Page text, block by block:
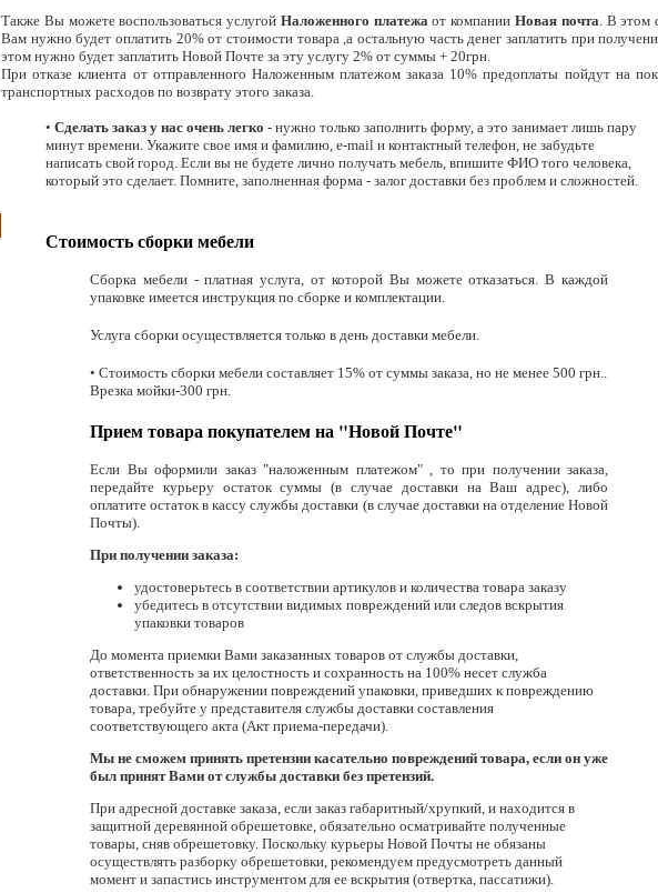
Также Вы можете воспользоваться услугой Наложенного платежа от компании Новая почта . В этом
Вам нужно будет оплатить 20% от стоимости товара ,а остальную часть денег заплатить при
этом нужно будет заплатить Новой Почте за эту услугу 2% от суммы + 20грн.
При отказе клиента от отправленного Наложенным платежом заказа 10% предоплаты пойдут на
транспортных расходов по возврату этого заказа.
• Сделать заказ у нас очень легко - нужно только заполнить форму, а это занимает лишь пару
минут времени. Укажите свое имя и фамилию, e-mail и контактный телефон, не забудьте
написать свой город. Если вы не будете лично получать мебель, впишите ФИО того человека,
который это сделает. Помните, заполненная форма - залог доставки без проблем и сложностей.
Стоимость сборки мебели
Сборка мебели - платная услуга, от которой Вы можете отказаться. В каждой
упаковке имеется инструкция по сборке и комплектации
Услуга сборки осуществляется только в день доставки мебели.
• Стоимость сборки мебели составляет 15% от суммы заказа, но не менее 500 грн..
Врезка мойки-300 грн.
Прием товара покупателем на "Новой Почте"
Если Вы оформили заказ "наложенным платежом" , то при получении заказа,
передайте курьеру остаток суммы (в случае доставки на Ваш адрес), либо
оплатите остаток в кассу службы доставки (в случае доставки на отделение Новой
Почты).
При получении заказа:
удостоверьтесь в соответствии артикулов и количества товара заказу
убедитесь в отсутствии видимых повреждений или следов вскрытия
упаковки товаров
До момента приемки Вами заказанных товаров от службы доставки,
ответственность за их целостность и сохранность на 100% несет служба
доставки. При обнаружении повреждений упаковки, приведших к повреждению
товара, требуйте у представителя службы доставки составления
соответствующего акта (Акт приема-передачи).
Мы не сможем принять претензии касательно повреждений товара, если он уже
был принят Вами от службы доставки без претензий.
При адресной доставке заказа, если заказ габаритный/хрупкий, и находится в
защитной деревянной обрешетовке, обязательно осматривайте полученные
товары, сняв обрешетовку. Поскольку курьеры Новой Почты не обязаны
осуществлять разборку обрешетовки, рекомендуем предусмотреть данный
момент и запастись инструментом для ее вскрытия (отвертка, пассатижи).